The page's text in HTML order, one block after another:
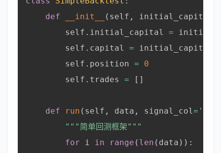
def
__init__ ( self , initial_capital
        self
. initial_capital =
        self
. capital = initial_capital
        self
. position =
0
        self
. trades = [ ]
def run ( self , data , signal_col=
"""简单回测框架"""
for i in range ( len ( data ) ) :